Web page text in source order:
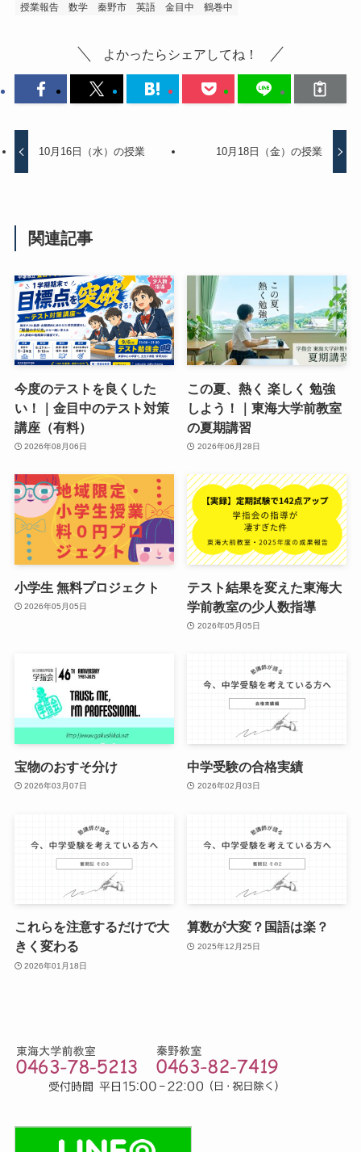
授業報告
数学 秦野市 英語 金目中 鶴巻中
よかったらシェアしてね！
10月16日（水）の授業 10月18日（金）の授業
関連記事
今度のテストを良くした
い！｜金目中のテスト対策
講座（有料）
2026年08月06日
この夏、熱く 楽しく 勉強
しよう！｜東海大学前教室
の夏期講習
2026年06月28日
小学生 無料プロジェクト
2026年05月05日
テスト結果を変えた東海大
学前教室の少人数指導
2026年05月05日
宝物のおすそ分け
2026年03月07日
中学受験の合格実績
2026年02月03日
これらを注意するだけで大
きく変わる
2026年01月18日
算数が大変？国語は楽？
2025年12月25日